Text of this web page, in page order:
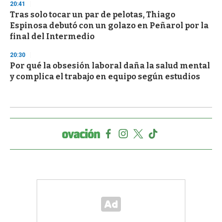
20:41
Tras solo tocar un par de pelotas, Thiago
Espinosa debutó con un golazo en Peñarol por la
final del Intermedio
20:30
Por qué la obsesión laboral daña la salud mental
y complica el trabajo en equipo según estudios